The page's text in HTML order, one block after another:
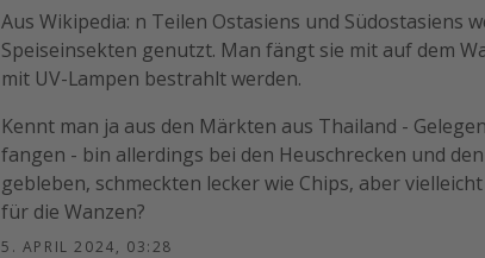
Aus Wikipedia: n Teilen Ostasiens und Südostasiens
Speiseinsekten genutzt. Man fängt sie mit auf dem
mit UV-Lampen bestrahlt werden.
Kennt man ja aus den Märkten aus Thailand -
fangen - bin allerdings bei den Heuschrecken und
gebleben, schmeckten lecker wie Chips, aber
für die Wanzen?
5. APRIL 2024, 03:28